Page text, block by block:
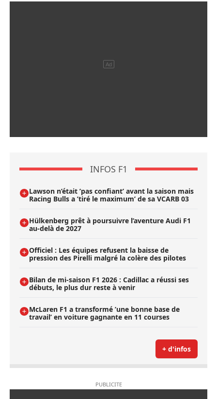
INFOS F1
Lawson n’était ’pas confiant’ avant la saison mais
Racing Bulls a ’tiré le maximum’ de sa VCARB 03
Hülkenberg prêt à poursuivre l’aventure Audi F1
au-delà de 2027
Officiel : Les équipes refusent la baisse de
pression des Pirelli malgré la colère des pilotes
Bilan de mi-saison F1 2026 : Cadillac a réussi ses
débuts, le plus dur reste à venir
McLaren F1 a transformé ’une bonne base de
travail’ en voiture gagnante en 11 courses
+ d'infos